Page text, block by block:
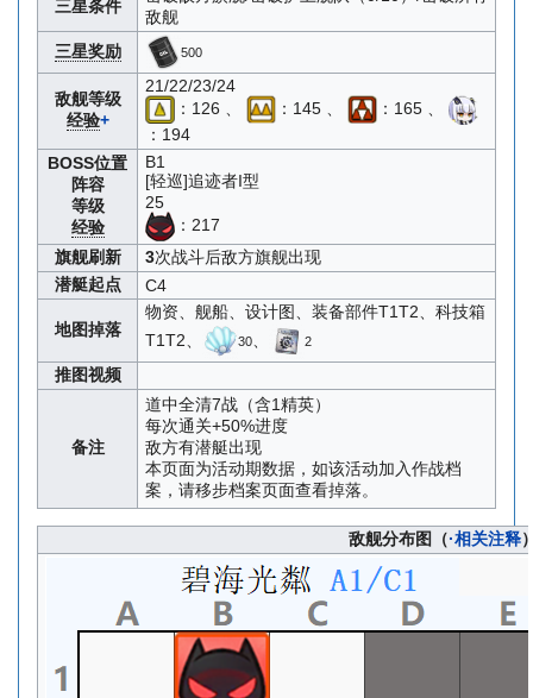
三星条件
敌舰
三星奖励
500
敌舰等级
经验+
21/22/23/24
：126 、
：145 、
：165 、
：194
BOSS位置
阵容
等级
经验
B1
[轻巡]追迹者I型
25
：217
旗舰刷新
3次战斗后敌方旗舰出现
潜艇起点
C4
地图掉落
物资、舰船、设计图、装备部件T1T2、科技箱
T1T2、
30、 2
推图视频
备注
道中全清7战（含1精英）
每次通关+50%进度
敌方有潜艇出现
本页面为活动期数据，如该活动加入作战档
案，请移步档案页面查看掉落。
敌舰分布图（·相关注释